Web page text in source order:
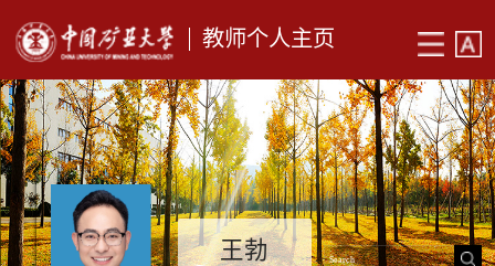
教师个人主页
王勃